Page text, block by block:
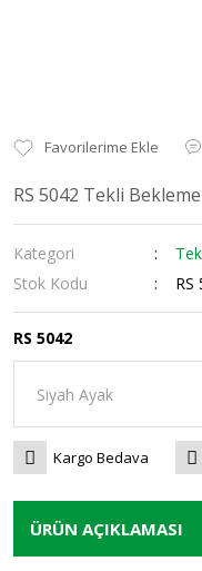
RS 5042 Tekli
Kategori
Stok Kodu
RS
RS 5042
Kargo Bedava
ÜRÜN AÇIKLAMASI